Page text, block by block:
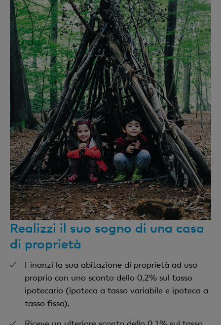
Realizzi il suo sogno di una casa
di proprietà
Finanzi la sua abitazione di proprietà ad uso
proprio con uno sconto dello 0,2% sul tasso
ipotecario (ipoteca a tasso variabile e ipoteca a
tasso fisso).